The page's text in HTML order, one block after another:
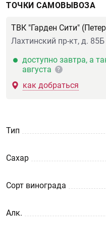
ТОЧКИ САМОВЫВОЗА
ТВК "Гарден Сити"
Лахтинский пр-кт, д. 85Б
доступно завтра, а
августа
?
как добраться
Тип
Сахар
Сорт винограда
Aлк.